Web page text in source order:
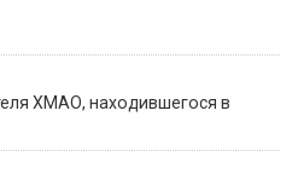
ХМАО, находившегося в